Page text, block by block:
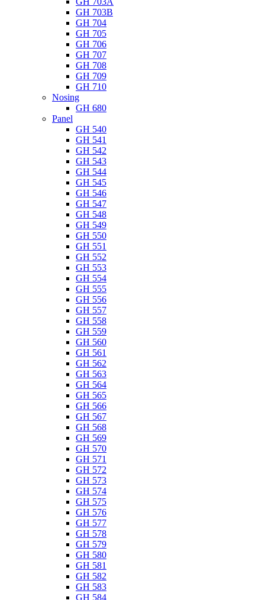
GH 703B
GH 704
GH 705
GH 706
GH 707
GH 708
GH 709
GH 710
Nosing
GH 680
Panel
GH 540
GH 541
GH 542
GH 543
GH 544
GH 545
GH 546
GH 547
GH 548
GH 549
GH 550
GH 551
GH 552
GH 553
GH 554
GH 555
GH 556
GH 557
GH 558
GH 559
GH 560
GH 561
GH 562
GH 563
GH 564
GH 565
GH 566
GH 567
GH 568
GH 569
GH 570
GH 571
GH 572
GH 573
GH 574
GH 575
GH 576
GH 577
GH 578
GH 579
GH 580
GH 581
GH 582
GH 583
GH 584